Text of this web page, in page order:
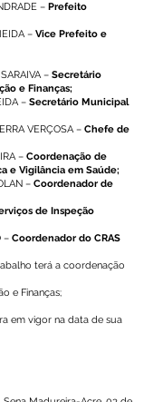
– Prefeito
– Vice Prefeito e
– Secretário
e Finanças;
– Secretário Municipal
VERÇOSA – Chefe de
– Coordenação de
e Vigilância em Saúde;
– Coordenador de
de Inspeção
– Coordenador do CRAS
terá a coordenação
e Finanças;
em vigor na data de sua